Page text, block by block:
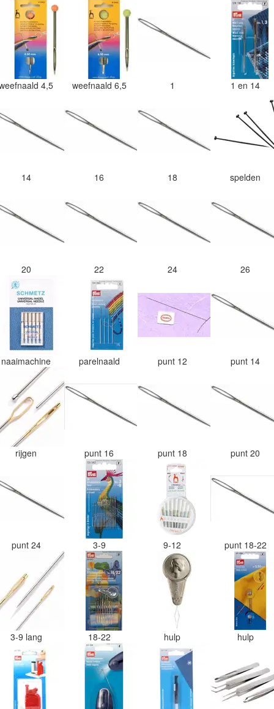
4,5 weefnaald 6,5 1 1 en 14
14 16 18 spelden
20 22 24 26
naaimachine parelnaald punt 12 punt 14
rijgen punt 16 punt 18 punt 20
punt 24 3-9 9-12 punt 18-22
3-9 lang 18-22 hulp hulp